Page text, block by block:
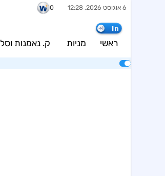
6 אוגוסט 2026, 12:28
In
0
ראשי מניות ק. נאמנות וסל